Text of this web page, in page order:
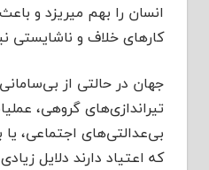
انسان را بهم میریزد و
کارهای خلاف و ناشایستی
جهان در حالتی از
تیراندازی‌های گروهی،
بی‌عدالتی‌های اجتماعی، یا
که اعتیاد دارند دلایل